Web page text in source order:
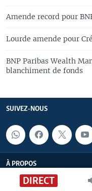
DIRECT
Amende record pour
Lourde amende pour
BNP Paribas Wealth
blanchiment de fonds
SUIVEZ-NOUS
À PROPOS